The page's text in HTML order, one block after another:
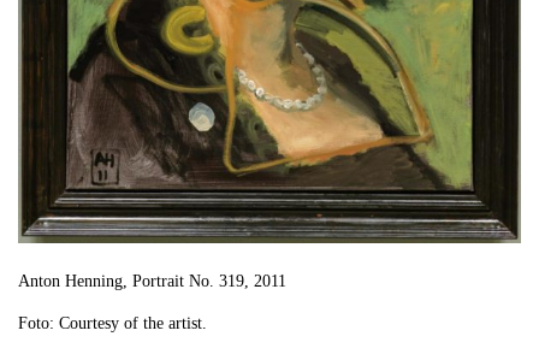
Anton Henning, Portrait No. 319, 2011
Foto: Courtesy of the artist.